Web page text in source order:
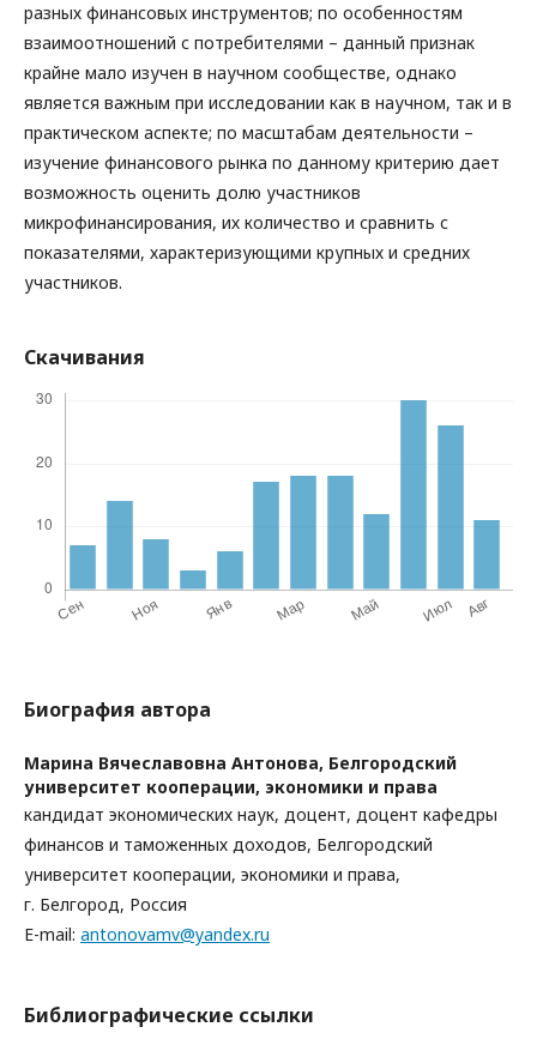
разных финансовых инструментов; по особенностям
взаимоотношений с потребителями – данный признак
крайне мало изучен в научном сообществе, однако
является важным при исследовании как в научном, так и в
практическом аспекте; по масштабам деятельности –
изучение финансового рынка по данному критерию дает
возможность оценить долю участников
микрофинансирования, их количество и сравнить с
показателями, характеризующими крупных и средних
участников.
Скачивания
Биография автора
Марина Вячеславовна Антонова, Белгородский
университет кооперации, экономики и права
кандидат экономических наук, доцент, доцент кафедры
финансов и таможенных доходов, Белгородский
университет кооперации, экономики и права,
г. Белгород, Россия
E-mail: antonovamv@yandex.ru
Библиографические ссылки